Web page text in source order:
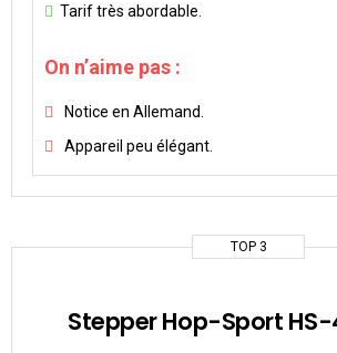
Tarif très abordable.
On n’aime pas :
Notice en Allemand.
Appareil peu élégant.
TOP 3
Stepper Hop-Sport